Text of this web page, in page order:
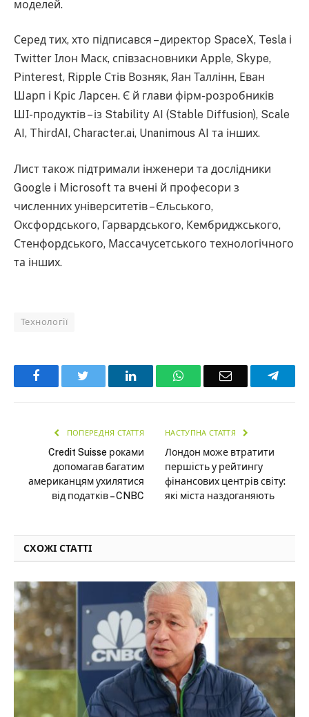
моделей.
Серед тих, хто підписався – директор SpaceX, Tesla і
Twitter Ілон Маск, співзасновники Apple, Skype,
Pinterest, Ripple Стів Возняк, Яан Таллінн, Еван
Шарп і Кріс Ларсен. Є й глави фірм-розробників
ШІ-продуктів – із Stability AI (Stable Diffusion), Scale
AI, ThirdAI, Character.ai, Unanimous AI та інших.
Лист також підтримали інженери та дослідники
Google і Microsoft та вчені й професори з
численних університетів – Єльського,
Оксфордського, Гарвардського, Кембриджського,
Стенфордського, Массачусетського технологічного
та інших.
Технології
Facebook LinkedInWhatsAppEmail
ПОПЕРЕДНЯ СТАТТЯ
Credit Suisse роками
допомагав багатим
американцям ухилятися
від податків – CNBC
НАСТУПНА СТАТТЯ
Лондон може втратити
першість у рейтингу
фінансових центрів світу:
які міста наздоганяють
СХОЖІ СТАТТІ